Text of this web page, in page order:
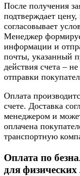
После получения
подтверждает
согласовывает
Менеджер
информации и
почты, указанный
действия счета –
отправки
Оплата
счете. Доставка
менеджером и
оплачена
транспортную
Оплата по
для